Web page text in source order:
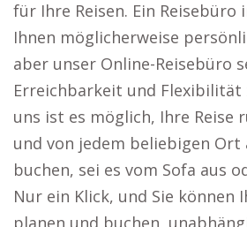
für Ihre Reisen. Ein
Ihnen möglicherweise
aber unser Online-Reisebüro
Erreichbarkeit und Flexibilität
uns ist es möglich, Ihre Reise
und von jedem beliebigen Ort
buchen, sei es vom Sofa aus
Nur ein Klick, und Sie können
planen und buchen,